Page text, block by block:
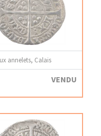
annelets, Calais
VENDU